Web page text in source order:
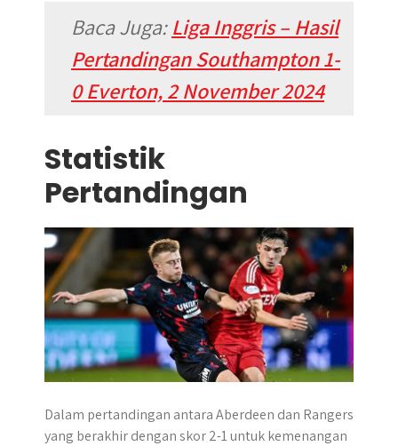
Baca Juga:Liga Inggris – Hasil
Pertandingan Southampton 1-
0 Everton, 2 November 2024
Statistik
Pertandingan
​Dalam pertandingan antara Aberdeen dan Rangers
yang berakhir dengan skor 2-1 untuk kemenangan